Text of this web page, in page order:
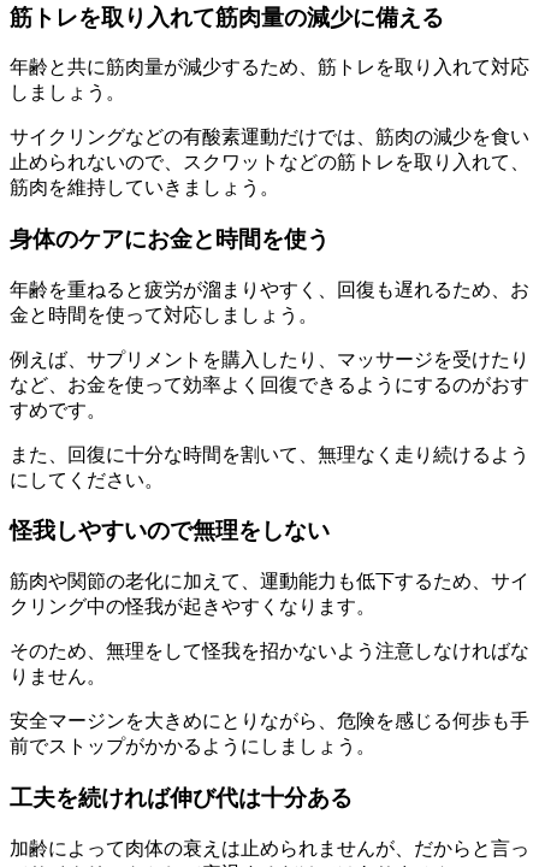
筋トレを取り入れて筋肉量の減少に備える
年齢と共に筋肉量が減少するため、筋トレを取り入れて対応
しましょう。
サイクリングなどの有酸素運動だけでは、筋肉の減少を食い
止められないので、スクワットなどの筋トレを取り入れて、
筋肉を維持していきましょう。
身体のケアにお金と時間を使う
年齢を重ねると疲労が溜まりやすく、回復も遅れるため、お
金と時間を使って対応しましょう。
例えば、サプリメントを購入したり、マッサージを受けたり
など、お金を使って効率よく回復できるようにするのがおす
すめです。
また、回復に十分な時間を割いて、無理なく走り続けるよう
にしてください。
怪我しやすいので無理をしない
筋肉や関節の老化に加えて、運動能力も低下するため、サイ
クリング中の怪我が起きやすくなります。
そのため、無理をして怪我を招かないよう注意しなければな
りません。
安全マージンを大きめにとりながら、危険を感じる何歩も手
前でストップがかかるようにしましょう。
工夫を続ければ伸び代は十分ある
加齢によって肉体の衰えは止められませんが、だからと言っ